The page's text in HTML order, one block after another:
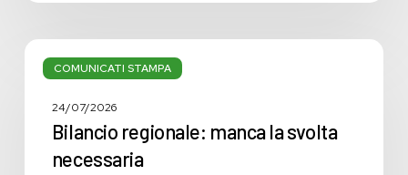
COMUNICATI STAMPA
Bilancio
regionale:
svolta
24/07/2026
Bilancio regionale: manca la svolta
necessaria